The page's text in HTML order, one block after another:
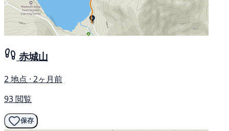
赤城山
2 地点 · 2ヶ月前
93 閲覧
保存